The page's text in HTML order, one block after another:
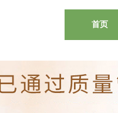
首页